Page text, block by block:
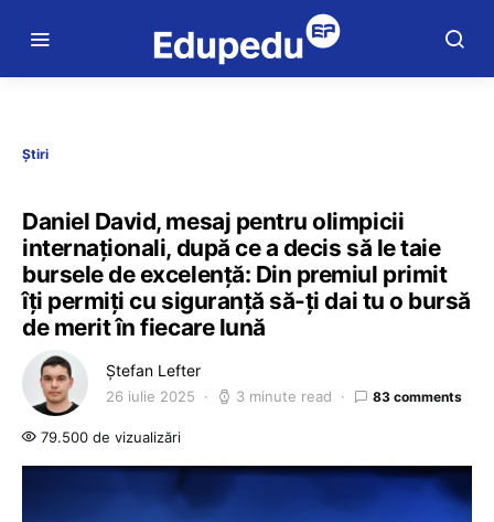
Știri
Daniel David, mesaj pentru olimpicii
internaționali, după ce a decis să le taie
bursele de excelență: Din premiul primit
îți permiți cu siguranță să-ți dai tu o bursă
de merit în fiecare lună
Ștefan Lefter
26 iulie 2025 3 minute read 83 comments
79.500 de vizualizări